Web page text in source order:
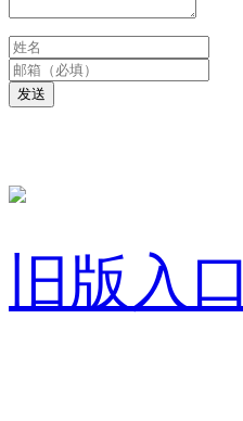
发送
旧版入口